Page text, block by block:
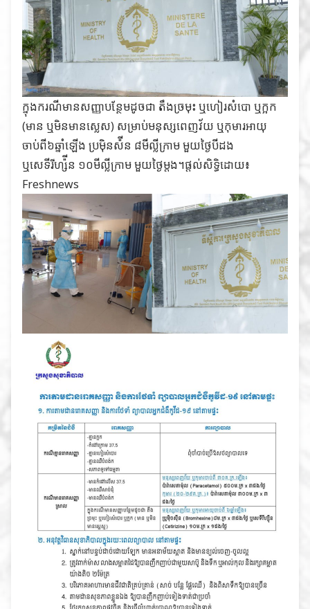
ក្នុងករណីមានសញ្ញាបន្ថែមដូចជា តឹងច្រមុះ ឬហៀរសំបោ ឬក្អក
(មាន ឬមិនមានស្លេស) សម្រាប់មនុស្សពេញវ័យ ឬកុមារអាយុ
ចាប់ពី៦ឆ្នាំឡើង ប្រម៉ិនស៉ីន ៨មីល្លីក្រាម មួយថ្ងៃបីដង
ឬសេទីរីហ្ស៉ីន ១០មីល្លីក្រាម មួយថ្ងៃម្ដង។ផ្តល់សិទ្ធិដោយ៖
Freshnews